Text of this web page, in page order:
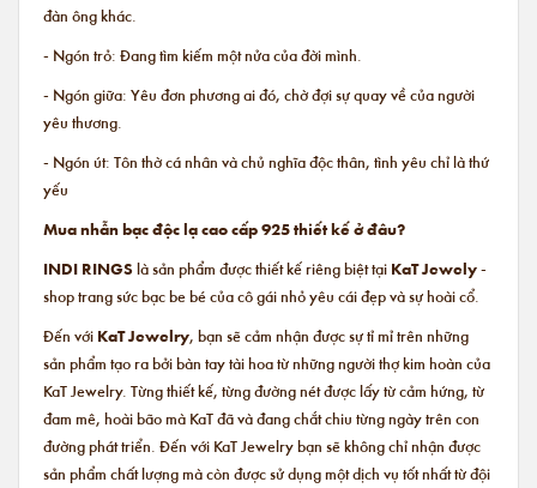
đàn ông khác.
- Ngón trỏ: Đang tìm kiếm một nửa của đời mình.
- Ngón giữa: Yêu đơn phương ai đó, chờ đợi sự quay về của người
yêu thương.
- Ngón út: Tôn thờ cá nhân và chủ nghĩa độc thân, tình yêu chỉ là thứ
yếu
Mua nhẫn bạc độc lạ cao cấp 925 thiết kế ở đâu?
INDI RINGS là sản phẩm được thiết kế riêng biệt tại KaT Jewely-
shop trang sức bạc be bé của cô gái nhỏ yêu cái đẹp và sự hoài cổ.
Đến với KaT Jewelry, bạn sẽ cảm nhận được sự tỉ mỉ trên những
sản phẩm tạo ra bởi bàn tay tài hoa từ những người thợ kim hoàn của
KaT Jewelry. Từng thiết kế, từng đường nét được lấy từ cảm hứng, từ
đam mê, hoài bão mà KaT đã và đang chắt chiu từng ngày trên con
đường phát triển. Đến với KaT Jewelry bạn sẽ không chỉ nhận được
sản phẩm chất lượng mà còn được sử dụng một dịch vụ tốt nhất từ đội